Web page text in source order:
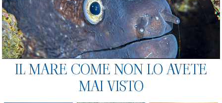
IL MARE COME NON LO AVETE
MAI VISTO